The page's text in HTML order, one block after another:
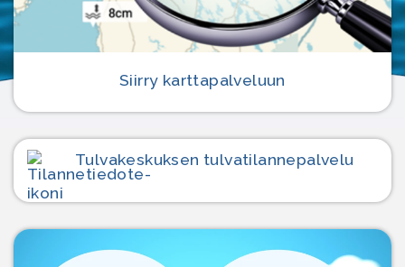
Siirry karttapalveluun
Tulvakeskuksen tulvatilanne­palvelu